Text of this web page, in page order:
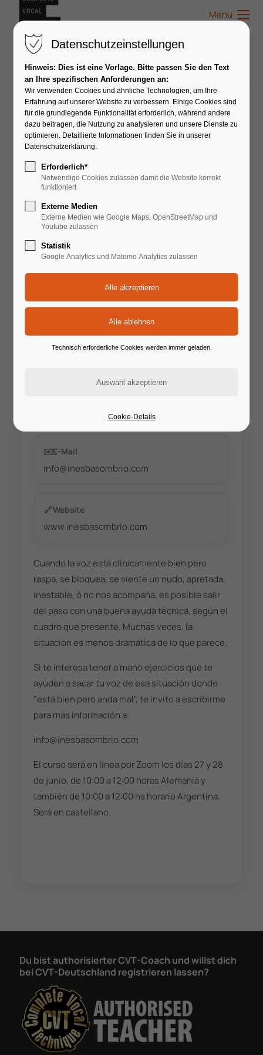
Menu
Auxilio! Me quedé sin Voz!
👤Coach
📍Ort / Format
📅Start
27.06.2026
✉️E-Mail
info@inesbasombrio.com
🔗Website
www.inesbasombrio.com
Cuando la voz está clínicamente bien pero
raspa, se bloquea, se siente un nudo, apretada,
inestable, ó no nos acompaña, es posible salir
del paso con una buena ayuda técnica, según el
cuadro que presente. Muchas veces, la
situación es menos dramática de lo que parece.
Si te interesa tener a mano ejercicios que te
ayuden a sacar tu voz de esa situación donde
"está bien pero anda mal", te invito a escribirme
para más información a:
info@inesbasombrio.com
El curso será en línea por Zoom los días 27 y 28
de junio, de 10:00 a 12:00 horas Alemania y
también de 10:00 a 12:00 hs horario Argentina.
Será en castellano.
Du bist authorisierter CVT-Coach und willst dich
bei CVT-Deutschland registrieren lassen?
Datenschutzeinstellungen
Hinweis: Dies ist eine Vorlage. Bitte passen Sie den Text
an Ihre spezifischen Anforderungen an:
Wir verwenden Cookies und ähnliche Technologien, um Ihre
Erfahrung auf unserer Website zu verbessern. Einige Cookies sind
für die grundlegende Funktionalität erforderlich, während andere
dazu beitragen, die Nutzung zu analysieren und unsere Dienste zu
optimieren. Detaillierte Informationen finden Sie in unserer
Datenschutzerklärung.
Erforderlich*
Notwendige Cookies zulassen damit die Website korrekt
funktioniert
Externe Medien
Externe Medien wie Google Maps, OpenStreetMap und
Youtube zulassen
Statistik
Google Analytics und Matomo Analytics zulassen
Technisch erforderliche Cookies werden immer geladen.
Cookie-Details